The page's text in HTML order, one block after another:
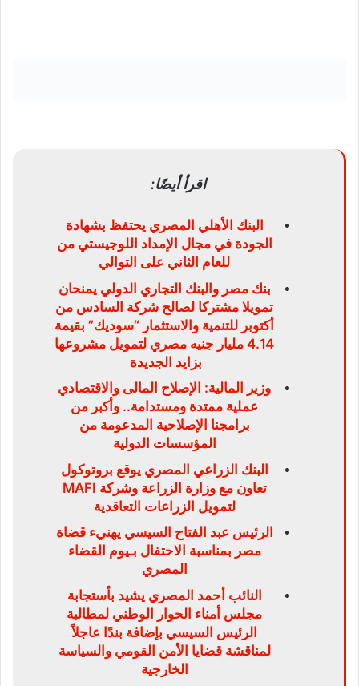
اقرأ أيضًا:
البنك الأهلي المصري يحتفظ بشهادة
الجودة في مجال الإمداد اللوجيستي من
للعام الثاني على التوالي
بنك مصر والبنك التجاري الدولي يمنحان
تمويلا مشتركا لصالح شركة السادس من
أكتوبر للتنمية والاستثمار “سوديك” بقيمة
4.14 مليار جنيه مصري لتمويل مشروعها
بزايد الجديدة
وزير المالية: الإصلاح المالى والاقتصادي
عملية ممتدة ومستدامة.. وأكبر من
برامجنا الإصلاحية المدعومة من
المؤسسات الدولية
البنك الزراعي المصري يوقع بروتوكول
تعاون مع وزارة الزراعة وشركة MAFI
لتمويل الزراعات التعاقدية
الرئيس عبد الفتاح السيسي يهنيء قضاة
مصر بمناسبة الاحتفال بـيوم القضاء
المصري
النائب أحمد المصري يشيد بأستجابة
مجلس أمناء الحوار الوطني لمطالبة
الرئيس السيسي بإضافة بندًا عاجلاً
لمناقشة قضايا الأمن القومي والسياسة
الخارجية